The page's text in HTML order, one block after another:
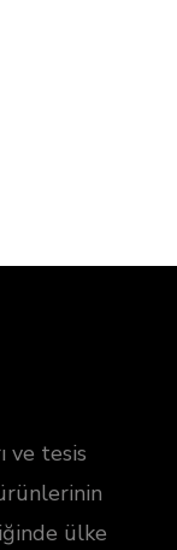
ve tesis
ülke